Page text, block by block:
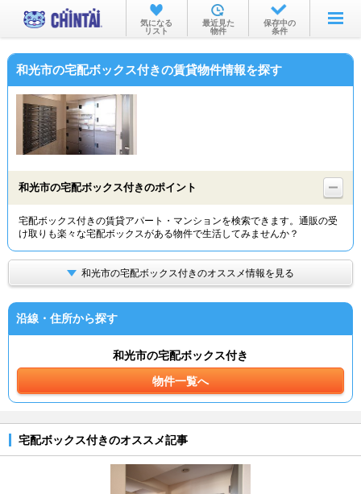
お部屋を探す
沿線・駅から
物件特集から
TOP
気になる
リスト
最近見た
物件
保存中の
条件
和光市の宅配ボックス付きの賃貸物件情報を探す
和光市の宅配ボックス付きのポイント
宅配ボックス付きの賃貸アパート・マンションを検索できます。通販の受
け取りも楽々な宅配ボックスがある物件で生活してみませんか？
和光市の宅配ボックス付きのオススメ情報を見る
沿線・住所から探す
和光市の宅配ボックス付き
物件一覧へ
宅配ボックス付きのオススメ記事